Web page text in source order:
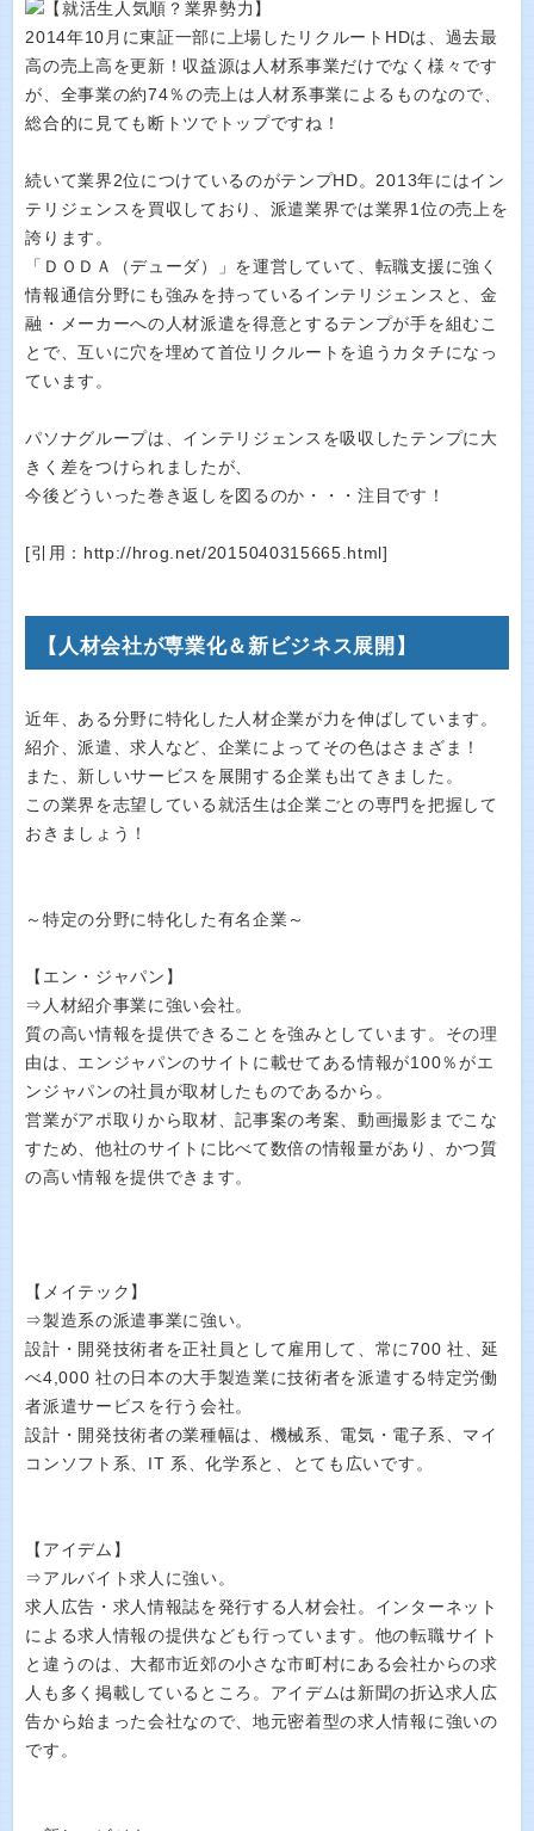
2014年10月に東証一部に上場したリクルートHDは、過去最
高の売上高を更新！収益源は人材系事業だけでなく様々です
が、全事業の約74％の売上は人材系事業によるものなので、
総合的に見ても断トツでトップですね！
続いて業界2位につけているのがテンプHD。2013年にはイン
テリジェンスを買収しており、派遣業界では業界1位の売上を
誇ります。
「ＤＯＤＡ（デューダ）」を運営していて、転職支援に強く
情報通信分野にも強みを持っているインテリジェンスと、金
融・メーカーへの人材派遣を得意とするテンプが手を組むこ
とで、互いに穴を埋めて首位リクルートを追うカタチになっ
ています。
パソナグループは、インテリジェンスを吸収したテンプに大
きく差をつけられましたが、
今後どういった巻き返しを図るのか・・・注目です！
[引用：http://hrog.net/2015040315665.html]
【人材会社が専業化＆新ビジネス展開】
近年、ある分野に特化した人材企業が力を伸ばしています。
紹介、派遣、求人など、企業によってその色はさまざま！
また、新しいサービスを展開する企業も出てきました。
この業界を志望している就活生は企業ごとの専門を把握して
おきましょう！
～特定の分野に特化した有名企業～
【エン・ジャパン】
⇒人材紹介事業に強い会社。
質の高い情報を提供できることを強みとしています。その理
由は、エンジャパンのサイトに載せてある情報が100％がエ
ンジャパンの社員が取材したものであるから。
営業がアポ取りから取材、記事案の考案、動画撮影までこな
すため、他社のサイトに比べて数倍の情報量があり、かつ質
の高い情報を提供できます。
【メイテック】
⇒製造系の派遣事業に強い。
設計・開発技術者を正社員として雇用して、常に700 社、延
べ4,000 社の日本の大手製造業に技術者を派遣する特定労働
者派遣サービスを行う会社。
設計・開発技術者の業種幅は、機械系、電気・電子系、マイ
コンソフト系、IT 系、化学系と、とても広いです。
【アイデム】
⇒アルバイト求人に強い。
求人広告・求人情報誌を発行する人材会社。インターネット
による求人情報の提供なども行っています。他の転職サイト
と違うのは、大都市近郊の小さな市町村にある会社からの求
人も多く掲載しているところ。アイデムは新聞の折込求人広
告から始まった会社なので、地元密着型の求人情報に強いの
です。